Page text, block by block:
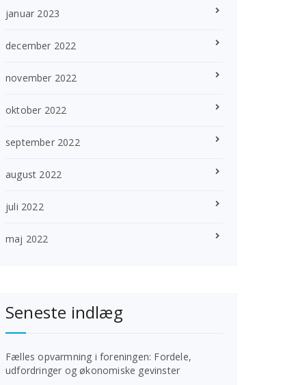
januar 2023
december 2022
november 2022
oktober 2022
september 2022
august 2022
juli 2022
maj 2022
Seneste indlæg
Fælles opvarmning i foreningen: Fordele,
udfordringer og økonomiske gevinster